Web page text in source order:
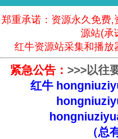
郑重承诺：资源永久免费
源站(承
红牛资源站采集和播放
紧急公告： >>>以往
红牛
（总